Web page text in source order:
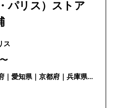
パリス）ストア
リス
｜愛知県｜京都府｜兵庫県